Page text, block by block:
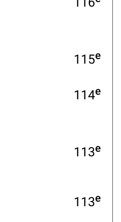
115e
114e
113e
113e